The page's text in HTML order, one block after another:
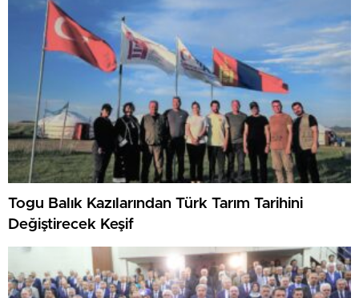
Togu Balık Kazılarından Türk Tarım Tarihini
Değiştirecek Keşif